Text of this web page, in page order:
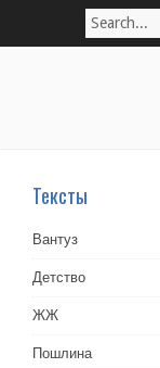
Тексты
Вантуз
Детство
ЖЖ
Пошлина